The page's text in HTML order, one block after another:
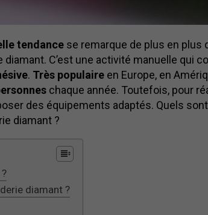
tendance se remarque de plus en plus
diamant. C’est une activité manuelle qui
. Très populaire en Europe, en
chaque année. Toutefois, pour
des équipements adaptés. Quels
diamant ?
diamant ?